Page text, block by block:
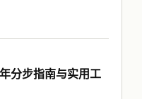
分步指南与实用工